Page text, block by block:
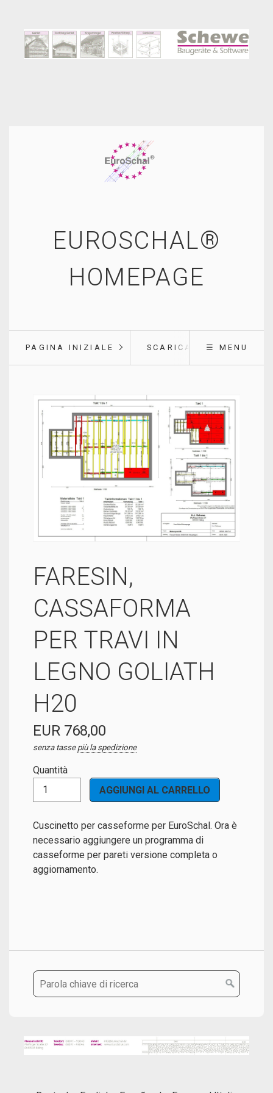
EUROSCHAL®
HOMEPAGE
PAGINA INIZIALE SCARICARE ☰ MENU
FARESIN,
CASSAFORMA
PER TRAVI IN
LEGNO GOLIATH
H20
EUR 768,00
senza tasse più la spedizione
Quantità
Cuscinetto per casseforme per EuroSchal. Ora è
necessario aggiungere un programma di
casseforme per pareti versione completa o
aggiornamento.